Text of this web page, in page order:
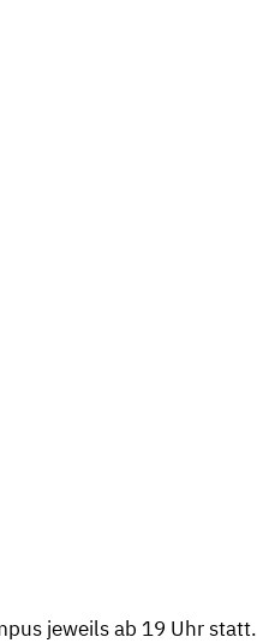
jeweils ab 19 Uhr statt.